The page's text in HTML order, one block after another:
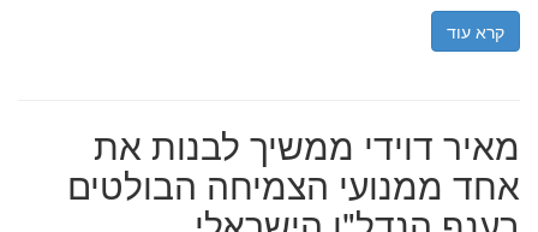
קרא עוד
מאיר דוידי ממשיך לבנות את
אחד ממנועי הצמיחה הבולטים